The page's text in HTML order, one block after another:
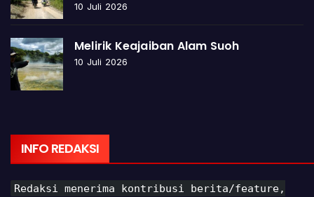
10 Juli 2026
Melirik Keajaiban Alam Suoh
10 Juli 2026
INFO REDAKSI
Redaksi menerima kontribusi berita/feature,